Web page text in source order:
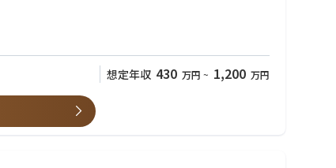
想定年収 430 万円 ~ 1,200 万円